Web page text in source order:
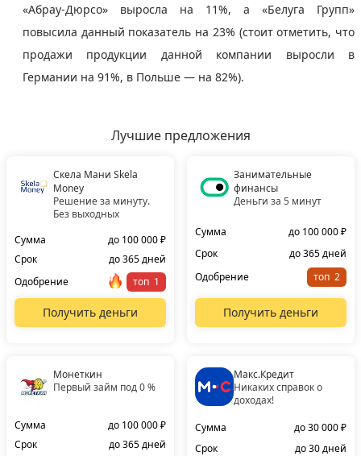
«Абрау-Дюрсо» выросла на 11%, а «Белуга Групп»
повысила данный показатель на 23% (стоит отметить, что
продажи продукции данной компании выросли в
Германии на 91%, в Польше — на 82%).
Лучшие предложения
Скела Мани Skela
Money
Решение за минуту.
Без выходных
Сумма
до 100 000 ₽
Срок
до 365 дней
Одобрение
топ
Получить деньги
Занимательные
финансы
Деньги за 5 минут
Сумма
до 100 000 ₽
Срок
до 365 дней
Одобрение
топ
Получить деньги
Монеткин
Первый займ под 0 %
Сумма
до 100 000 ₽
Срок
до 365 дней
Макс.Кредит
Никаких справок о
доходах!
Сумма
до 30 000 ₽
Срок
до 30 дней